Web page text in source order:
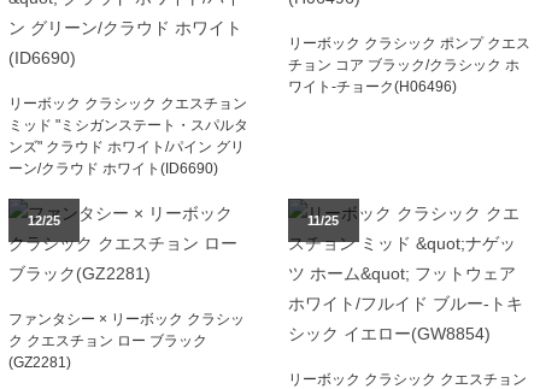
リーボック クラシック クエスチョン
ミッド "ミシガンステート・スパルタ
ンズ" クラウド ホワイト/パイン グリ
ーン/クラウド ホワイト(ID6690)
リーボック クラシック ポンプ クエス
チョン コア ブラック/クラシック ホ
ワイト-チョーク(H06496)
12/25
ファンタシー × リーボック クラシッ
ク クエスチョン ロー ブラック
(GZ2281)
11/25
リーボック クラシック クエスチョン